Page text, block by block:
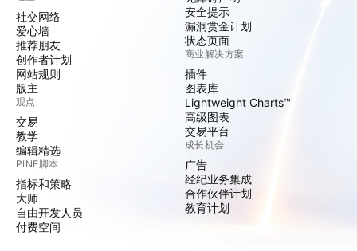
社交网络
爱心墙
推荐朋友
创作者计划
网站规则
版主
观点
交易
教学
编辑精选
PINE脚本
指标和策略
大师
自由开发人员
付费空间
安全提示
漏洞赏金计划
状态页面
商业解决方案
插件
图表库
Lightweight Charts™
高级图表
交易平台
成长机会
广告
经纪业务集成
合作伙伴计划
教育计划